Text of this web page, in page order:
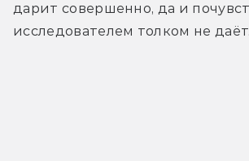
дарит совершенно, да и
исследователем толком не даёт.